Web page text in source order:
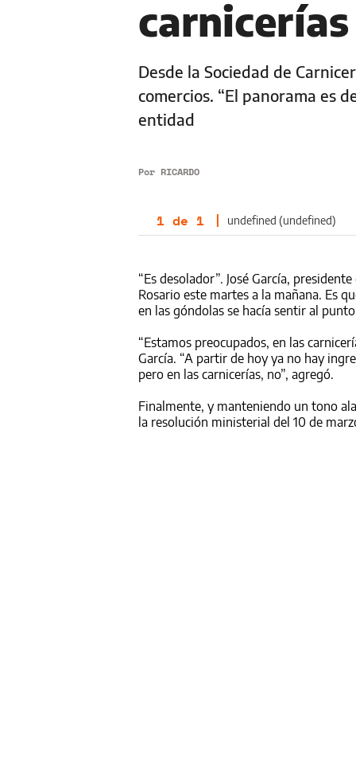
carnicerías
Desde la Sociedad de
comercios. “El panorama es
entidad
Por RICARDO
1 de 1 | undefined (undefined)
“Es desolador”. José García,
Rosario este martes a la mañana. Es
en las góndolas se hacía sentir al
“Estamos preocupados, en las
García. “A partir de hoy ya no hay
pero en las carnicerías, no”, agregó.
Finalmente, y manteniendo un tono
la resolución ministerial del 10 de